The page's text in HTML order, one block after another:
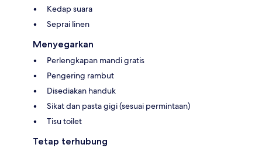
Kedap suara
Seprai linen
Menyegarkan
Perlengkapan mandi gratis
Pengering rambut
Disediakan handuk
Sikat dan pasta gigi (sesuai permintaan)
Tisu toilet
Tetap terhubung